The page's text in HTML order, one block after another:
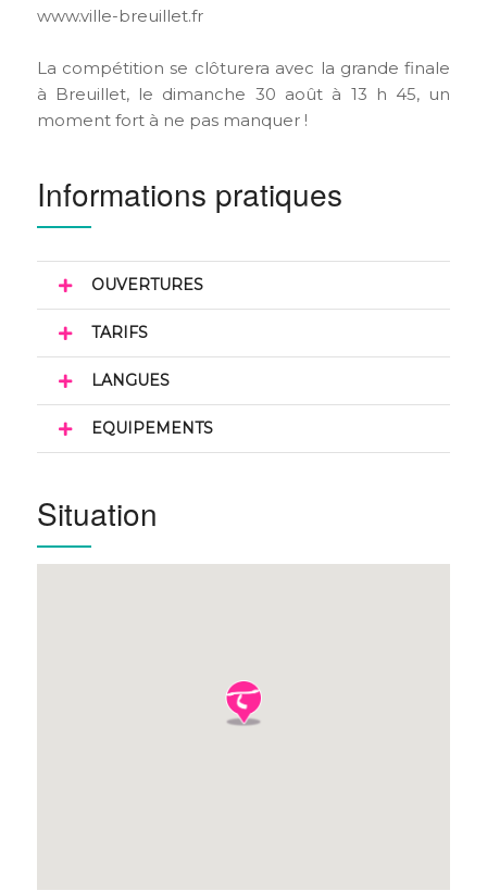
www.ville-breuillet.fr
La compétition se clôturera avec la grande finale
à Breuillet, le dimanche 30 août à 13 h 45, un
moment fort à ne pas manquer !
Informations pratiques
OUVERTURES
TARIFS
LANGUES
EQUIPEMENTS
Situation